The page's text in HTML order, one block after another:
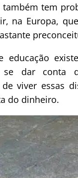
tem
na Europa,
educação
dar conta
viver essas
do dinheiro.